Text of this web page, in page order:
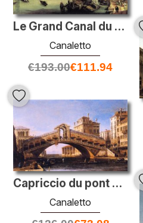
Le Grand Canal du Campo San Vio, Venise
Canaletto
€193.00€111.94
Capriccio du pont Rialto avec le lagon au-delà
Canaletto